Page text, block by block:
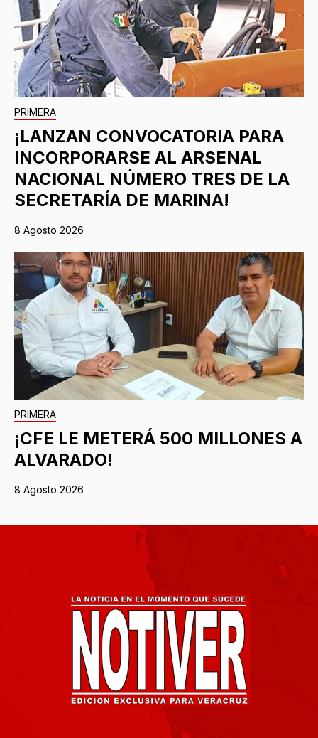
PRIMERA
¡LANZAN CONVOCATORIA PARA
INCORPORARSE AL ARSENAL
NACIONAL NÚMERO TRES DE LA
SECRETARÍA DE MARINA!
8 Agosto 2026
PRIMERA
¡CFE LE METERÁ 500 MILLONES A
ALVARADO!
8 Agosto 2026